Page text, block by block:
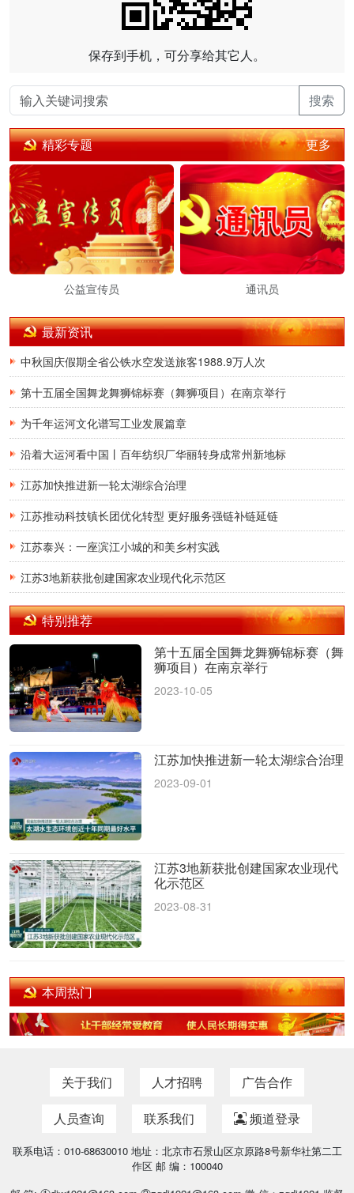
保存到手机，可分享给其它人。
搜索
精彩专题 更多
公益宣传员 通讯员
最新资讯
中秋国庆假期全省公铁水空发送旅客1988.9万人次
第十五届全国舞龙舞狮锦标赛（舞狮项目）在南京举行
为千年运河文化谱写工业发展篇章
沿着大运河看中国丨百年纺织厂华丽转身成常州新地标
江苏加快推进新一轮太湖综合治理
江苏推动科技镇长团优化转型 更好服务强链补链延链
江苏泰兴：一座滨江小城的和美乡村实践
江苏3地新获批创建国家农业现代化示范区
特别推荐
第十五届全国舞龙舞狮锦标赛（舞
狮项目）在南京举行
2023-10-05
江苏加快推进新一轮太湖综合治理
2023-09-01
江苏3地新获批创建国家农业现代
化示范区
2023-08-31
本周热门
关于我们 人才招聘
广告合作
人员查询
联系我们 频道登录
联系电话：010-68630010 地址：北京市石景山区京原路8号新华社第二工
作区 邮 编：100040